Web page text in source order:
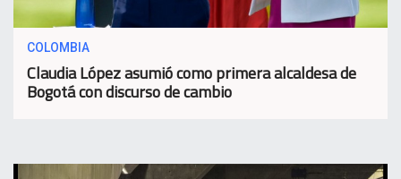
COLOMBIA
Claudia López asumió como primera alcaldesa de
Bogotá con discurso de cambio